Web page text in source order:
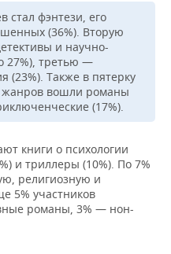
фэнтези, его
(36%). Вторую
и научно-
27%), третью —
(23%). Также в пятерку
жанров вошли романы
(17%).
книги о психологии
и триллеры (10%). По 7%
религиозную и
5% участников
романы, 3% — нон-